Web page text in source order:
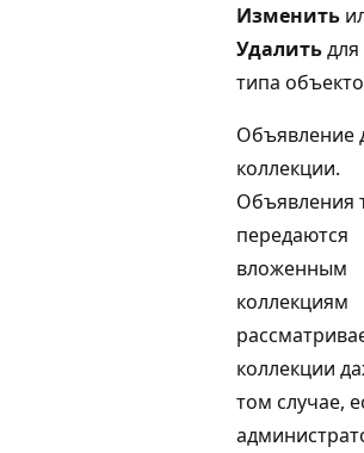
Изменить
Удалитьдля
типа
Объявление
коллекции.
Объявления
передаются
вложенным
коллекциям
коллекции
том случае,